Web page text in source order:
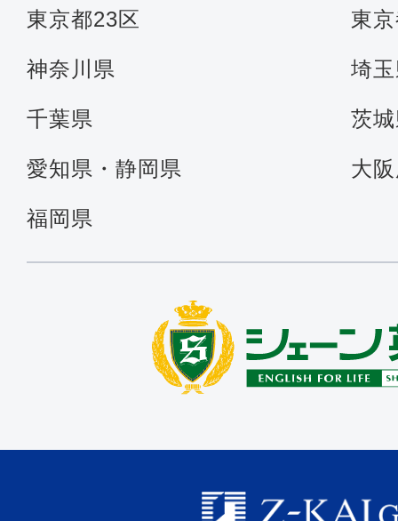
東京都23区 東
神奈川県 埼
千葉県 茨
愛知県・静岡県 大
福岡県